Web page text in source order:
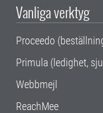
Vanliga verktyg
Proceedo
Primula (ledighet,
Webbmejl
ReachMee